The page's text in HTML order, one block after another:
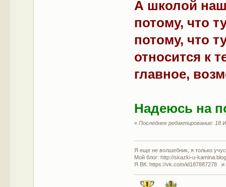
А школой наш
потому, что
потому, что
относится к
главное,
Надеюсь на
«Последнее редактирование: 18
Я еще не волшебник, я только
Мой блог: http://skazki-u-
Я ВК: https://vk.com/id187887278 и